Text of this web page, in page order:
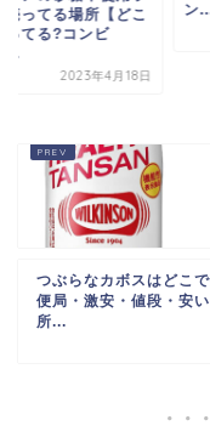
売ってる場所【どこ
ってる?コンビ
...
2023年4月18日
ン
つぶらなカボスはどこ
便局・激安・値段・安
所...